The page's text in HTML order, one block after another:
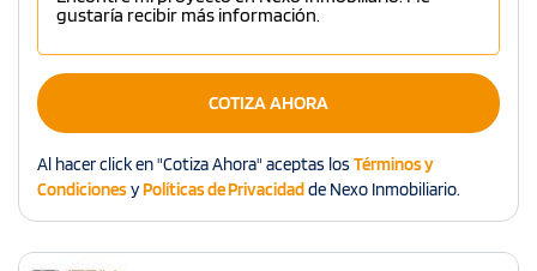
COTIZA AHORA
Al hacer click en "Cotiza Ahora" aceptas los Términos y
CondicionesyPolíticas de Privacidadde Nexo Inmobiliario.